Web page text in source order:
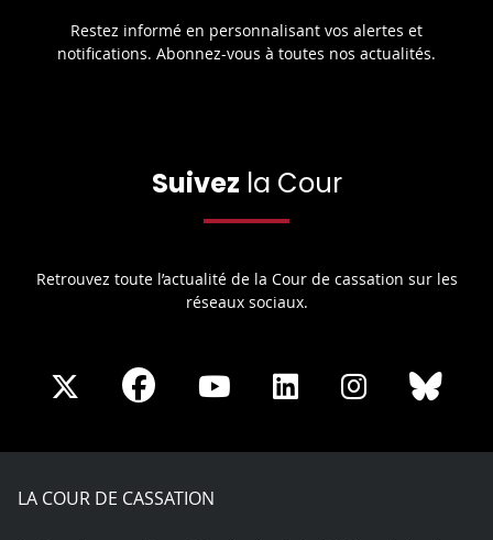
Restez informé en personnalisant vos alertes et
notifications. Abonnez-vous à toutes nos actualités.
Suivez la Cour
Retrouvez toute l’actualité de la Cour de cassation sur les
réseaux sociaux.
Share
X
Share
Facebook
Share
Youtube
Share
LinkedIn
Share
Instagram
LA COUR DE CASSATION